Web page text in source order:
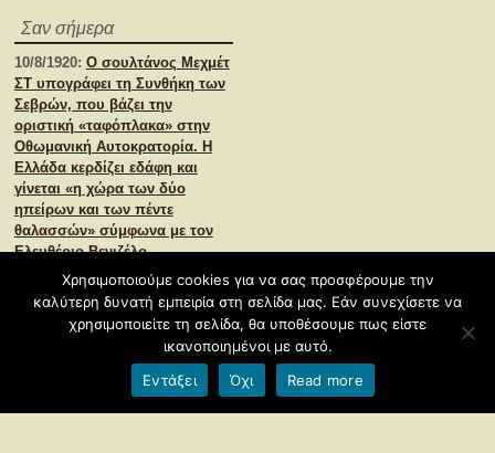
Σαν σήμερα
10/8/1920: Ο σουλτάνος Μεχμέτ
ΣΤ υπογράφει τη Συνθήκη των
Σεβρών, που βάζει την
οριστική «ταφόπλακα» στην
Οθωμανική Αυτοκρατορία. Η
Ελλάδα κερδίζει εδάφη και
γίνεται «η χώρα των δύο
ηπείρων και των πέντε
θαλασσών» σύμφωνα με τον
Ελευθέριο Βενιζέλο.
Σχετικές αναρτήσεις
©2026Deutsch macht Spaß
Φιλοξενείται από
Όροι χρήσης blogs.sch.gr|Δήλωση προσβασιμότητας
Χρησιμοποιούμε cookies για να σας προσφέρουμε την
καλύτερη δυνατή εμπειρία στη σελίδα μας. Εάν συνεχίσετε να
χρησιμοποιείτε τη σελίδα, θα υποθέσουμε πως είστε
ικανοποιημένοι με αυτό.
Εντάξει
Όχι Read more